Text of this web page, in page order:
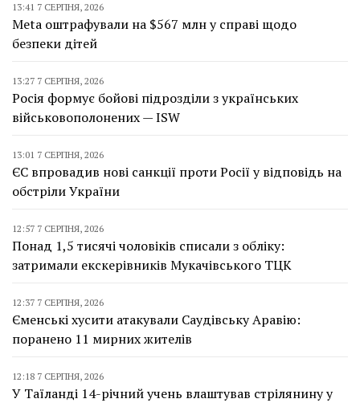
13:41 7 СЕРПНЯ, 2026
Meta оштрафували на $567 млн у справі щодо
безпеки дітей
13:27 7 СЕРПНЯ, 2026
Росія формує бойові підрозділи з українських
військовополонених — ISW
13:01 7 СЕРПНЯ, 2026
ЄС впровадив нові санкції проти Росії у відповідь на
обстріли України
12:57 7 СЕРПНЯ, 2026
Понад 1,5 тисячі чоловіків списали з обліку:
затримали екскерівників Мукачівського ТЦК
12:37 7 СЕРПНЯ, 2026
Єменські хусити атакували Саудівську Аравію:
поранено 11 мирних жителів
12:18 7 СЕРПНЯ, 2026
У Таїланді 14-річний учень влаштував стрілянину у